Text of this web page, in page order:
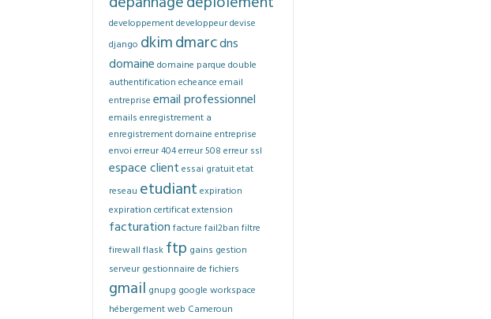
developpementdeveloppeurdevise
django dkimdmarcdns
domaine domaine parque double
authentification echeance email
entreprise email professionnel
emails enregistrement a
enregistrement domaine entreprise
envoi erreur 404erreur 508 erreur ssl
espace client essai gratuitetat
reseau etudiant expiration
expiration certificatextension
facturation facture fail2ban filtre
firewall flask ftp gains gestion
serveur gestionnaire de fichiers
gmail gnupg google workspace
hébergement web Cameroun